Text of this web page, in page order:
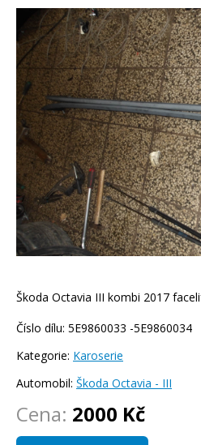
Škoda Octavia III kombi 2017
Číslo dílu: 5E9860033 -5E9860034
Kategorie: Karoserie
Automobil: Škoda Octavia - III
Cena: 2000 Kč